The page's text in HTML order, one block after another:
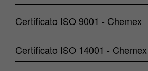
Certificato ISO 9001 - Chemex
Certificato ISO 14001 - Chemex